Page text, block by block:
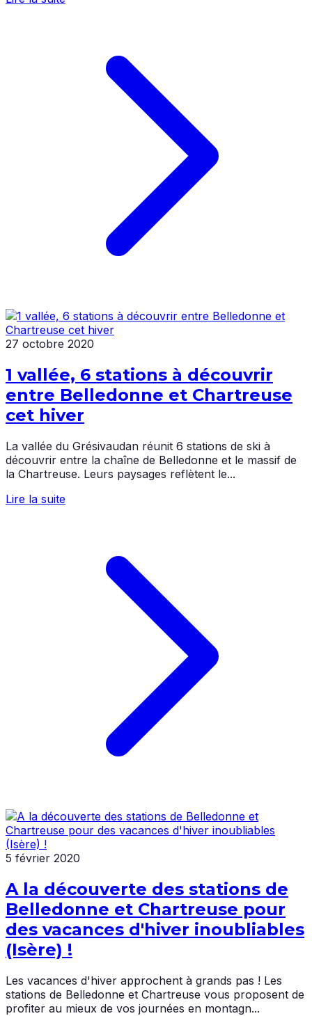
27 octobre 2020
1 vallée, 6 stations à découvrir
entre Belledonne et Chartreuse
cet hiver
La vallée du Grésivaudan réunit 6 stations de ski à
découvrir entre la chaîne de Belledonne et le massif de
la Chartreuse. Leurs paysages reflètent le...
Lire la suite
5 février 2020
A la découverte des stations de
Belledonne et Chartreuse pour
des vacances d'hiver inoubliables
(Isère) !
Les vacances d'hiver approchent à grands pas ! Les
stations de Belledonne et Chartreuse vous proposent de
profiter au mieux de vos journées en montagn...